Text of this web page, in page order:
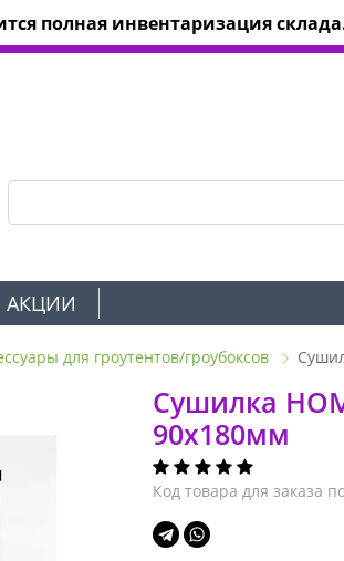
полная инвентаризация
АКЦИИ
для гроутентов/гроубоксов
Сушилка
90x180мм
Код товара для заказа